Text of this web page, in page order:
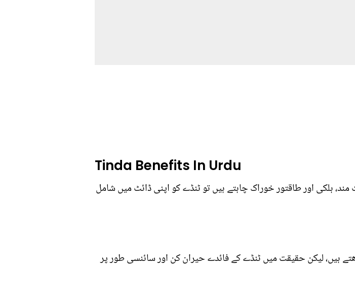
Tinda Benefits In Urdu
ہلکی اور طاقتور خوراک چاہتے ہیں تو ٹنڈے کو اپنی ڈائٹ میں شامل
لیکن حقیقت میں ٹنڈے کے فائدے حیران کن اور سائنسی طور پر